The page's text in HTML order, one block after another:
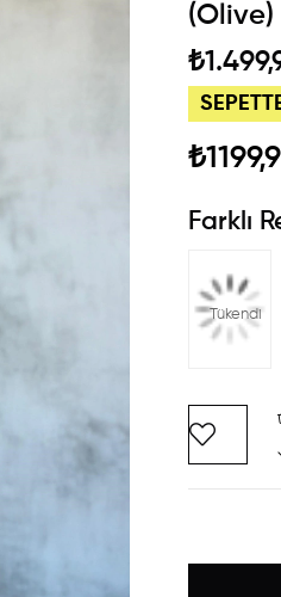
(Olive)
Farklı
Tükendi